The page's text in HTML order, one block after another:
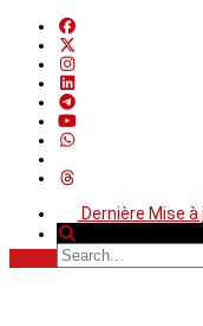
Dernière Mise
Dernière